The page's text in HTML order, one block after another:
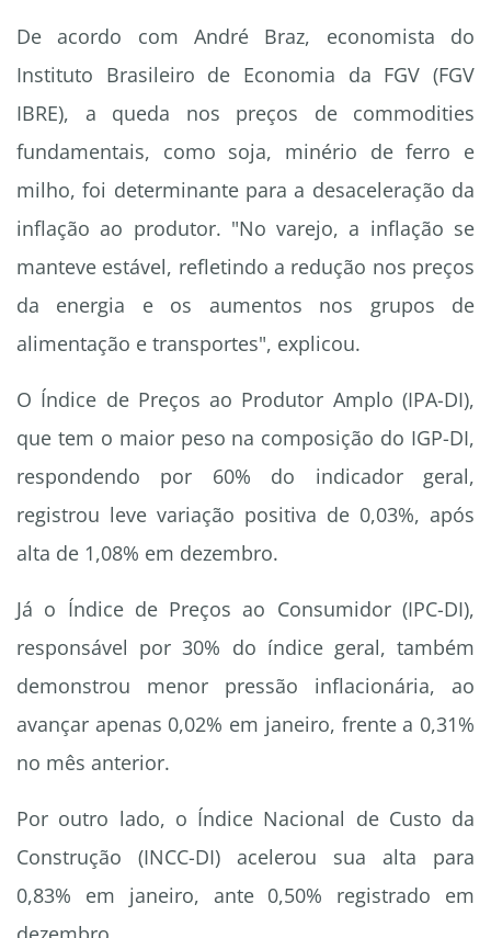
De acordo com André Braz, economista do
Instituto Brasileiro de Economia da FGV (FGV
IBRE), a queda nos preços de commodities
fundamentais, como soja, minério de ferro e
milho, foi determinante para a desaceleração da
inflação ao produtor. "No varejo, a inflação se
manteve estável, refletindo a redução nos preços
da energia e os aumentos nos grupos de
alimentação e transportes", explicou.
O Índice de Preços ao Produtor Amplo (IPA-DI),
que tem o maior peso na composição do IGP-DI,
respondendo por 60% do indicador geral,
registrou leve variação positiva de 0,03%, após
alta de 1,08% em dezembro.
Já o Índice de Preços ao Consumidor (IPC-DI),
responsável por 30% do índice geral, também
demonstrou menor pressão inflacionária, ao
avançar apenas 0,02% em janeiro, frente a 0,31%
no mês anterior.
Por outro lado, o Índice Nacional de Custo da
Construção (INCC-DI) acelerou sua alta para
0,83% em janeiro, ante 0,50% registrado em